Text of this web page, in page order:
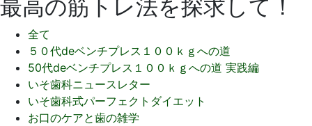
最高の筋トレ法を探求して！
全て
５０代deベンチプレス１００ｋｇへの道
50代deベンチプレス１００ｋｇへの道 実践編
いそ歯科ニュースレター
いそ歯科式パーフェクトダイエット
お口のケアと歯の雑学